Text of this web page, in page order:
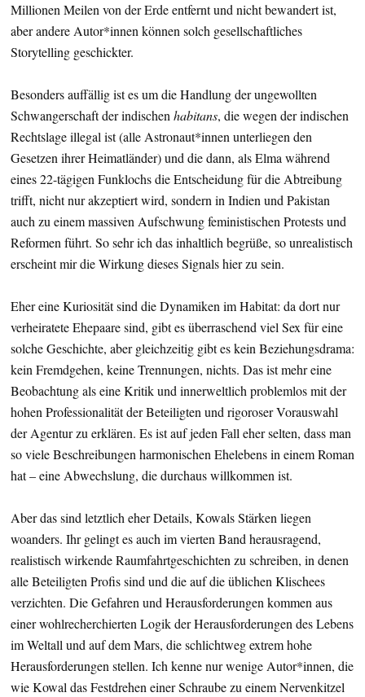
Millionen Meilen von der Erde entfernt und nicht bewandert ist,
aber andere Autor*innen können solch gesellschaftliches
Storytelling geschickter.
Besonders auffällig ist es um die Handlung der ungewollten
Schwangerschaft der indischenhabitans, die wegen der indischen
Rechtslage illegal ist (alle Astronaut*innen unterliegen den
Gesetzen ihrer Heimatländer) und die dann, als Elma während
eines 22-tägigen Funklochs die Entscheidung für die Abtreibung
trifft, nicht nur akzeptiert wird, sondern in Indien und Pakistan
auch zu einem massiven Aufschwung feministischen Protests und
Reformen führt. So sehr ich das inhaltlich begrüße, so unrealistisch
erscheint mir die Wirkung dieses Signals hier zu sein.
Eher eine Kuriosität sind die Dynamiken im Habitat: da dort nur
verheiratete Ehepaare sind, gibt es überraschend viel Sex für eine
solche Geschichte, aber gleichzeitig gibt es kein Beziehungsdrama:
kein Fremdgehen, keine Trennungen, nichts. Das ist mehr eine
Beobachtung als eine Kritik und innerweltlich problemlos mit der
hohen Professionalität der Beteiligten und rigoroser Vorauswahl
der Agentur zu erklären. Es ist auf jeden Fall eher selten, dass man
so viele Beschreibungen harmonischen Ehelebens in einem Roman
hat – eine Abwechslung, die durchaus willkommen ist.
Aber das sind letztlich eher Details, Kowals Stärken liegen
woanders. Ihr gelingt es auch im vierten Band herausragend,
realistisch wirkende Raumfahrtgeschichten zu schreiben, in denen
alle Beteiligten Profis sind und die auf die üblichen Klischees
verzichten. Die Gefahren und Herausforderungen kommen aus
einer wohlrecherchierten Logik der Herausforderungen des Lebens
im Weltall und auf dem Mars, die schlichtweg extrem hohe
Herausforderungen stellen. Ich kenne nur wenige Autor*innen, die
wie Kowal das Festdrehen einer Schraube zu einem Nervenkitzel